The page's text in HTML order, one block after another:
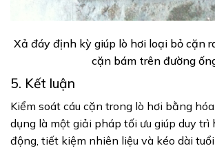
Xả đáy định kỳ giúp lò hơi loại bỏ cặn
cặn bám trên đường
5. Kết luận
Kiểm soát cáu cặn trong lò hơi bằng
dụng là một giải pháp tối ưu giúp duy trì
động, tiết kiệm nhiên liệu và kéo dài